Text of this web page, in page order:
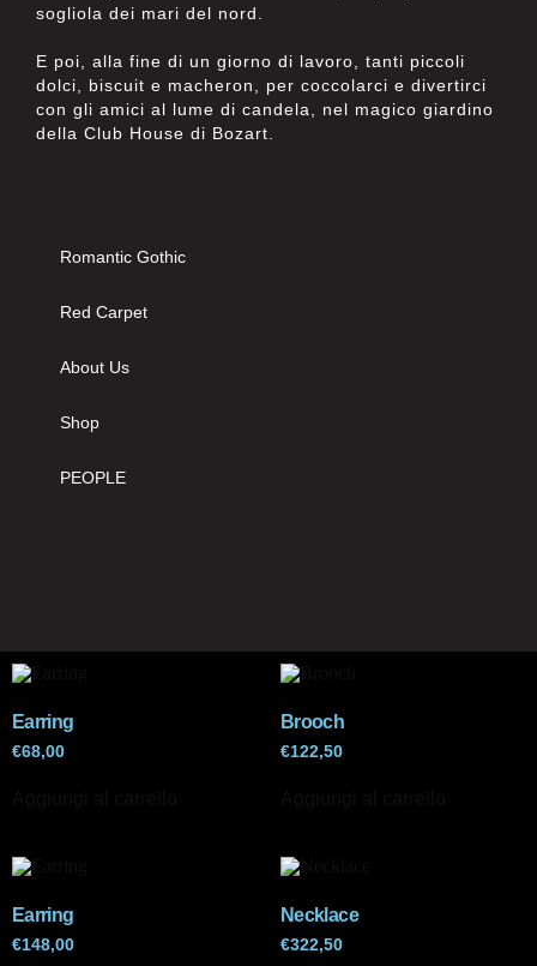
sogliola dei mari del nord.
E poi, alla fine di un giorno di lavoro, tanti piccoli
dolci, biscuit e macheron, per coccolarci e divertirci
con gli amici al lume di candela, nel magico giardino
della Club House di Bozart.
Romantic Gothic
Red Carpet
About Us
Shop
PEOPLE
Earring
€68,00
Brooch
€122,50
Earring
€148,00
Necklace
€322,50